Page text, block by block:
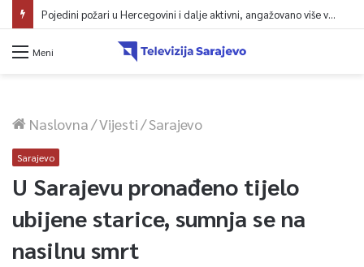
Pojedini požari u Hercegovini i dalje aktivni, angažovano više vatrogasaca i helikopter
Meni
Naslovna/Vijesti/Sarajevo
Sarajevo
U Sarajevu pronađeno tijelo
ubijene starice, sumnja se na
nasilnu smrt